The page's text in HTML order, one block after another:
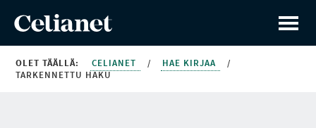
OLET TÄÄLLÄ: CELIANET / HAE KIRJAA
/
TARKENNETTU HAKU